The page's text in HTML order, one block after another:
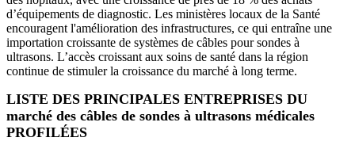
d’équipements de diagnostic. Les ministères locaux de la Santé
encouragent l'amélioration des infrastructures, ce qui entraîne une
importation croissante de systèmes de câbles pour sondes à
ultrasons. L’accès croissant aux soins de santé dans la région
continue de stimuler la croissance du marché à long terme.
LISTE DES PRINCIPALES ENTREPRISES DU
marché des câbles de sondes à ultrasons médicales
PROFILÉES